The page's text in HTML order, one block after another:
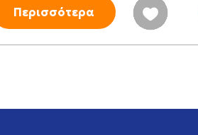
Περισσότερα